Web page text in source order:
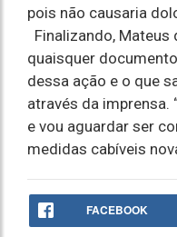
pois não causaria
Finalizando, Mateus
quaisquer
dessa ação e o que
através da imprensa.
e vou aguardar ser
medidas cabíveis
FACEBOOK